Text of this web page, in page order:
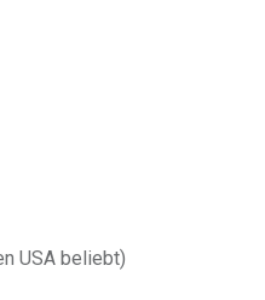
USA beliebt)